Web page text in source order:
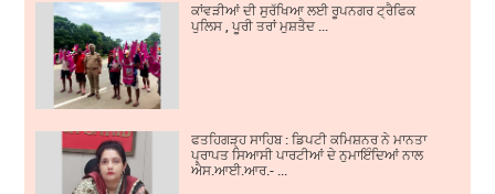
ਕਾਂਵੜੀਆਂ ਦੀ ਸੁਰੱਖਿਆ ਲਈ ਰੂਪਨਗਰ ਟ੍ਰੈਫਿਕ
ਪੁਲਿਸ , ਪੂਰੀ ਤਰਾਂ ਮੁਸ਼ਤੈਦ ...
ਫਤਹਿਗੜ੍ਹ ਸਾਹਿਬ : ਡਿਪਟੀ ਕਮਿਸ਼ਨਰ ਨੇ ਮਾਨਤਾ
ਪ੍ਰਾਪਤ ਸਿਆਸੀ ਪਾਰਟੀਆਂ ਦੇ ਨੁਮਾਇੰਦਿਆਂ ਨਾਲ
ਐਸ.ਆਈ.ਆਰ.- ...